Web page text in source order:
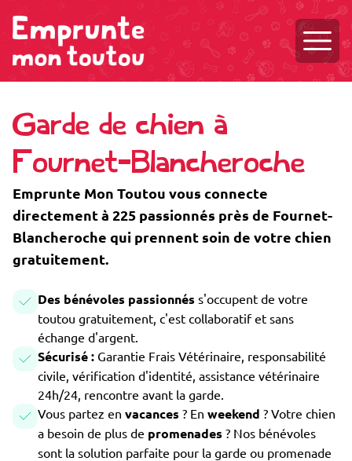
Garde de chien à
Fournet-Blancheroche
Emprunte Mon Toutou vous connecte
directement à 225 passionnés près de Fournet-
Blancheroche qui prennent soin de votre chien
gratuitement.
Des bénévoles passionnés s'occupent de votre
toutou gratuitement, c'est collaboratif et sans
échange d'argent.
Sécurisé : Garantie Frais Vétérinaire, responsabilité
civile, vérification d'identité, assistance vétérinaire
24h/24, rencontre avant la garde.
Vous partez en vacances ? En weekend ? Votre chien
a besoin de plus de promenades ? Nos bénévoles
sont la solution parfaite pour la garde ou promenade